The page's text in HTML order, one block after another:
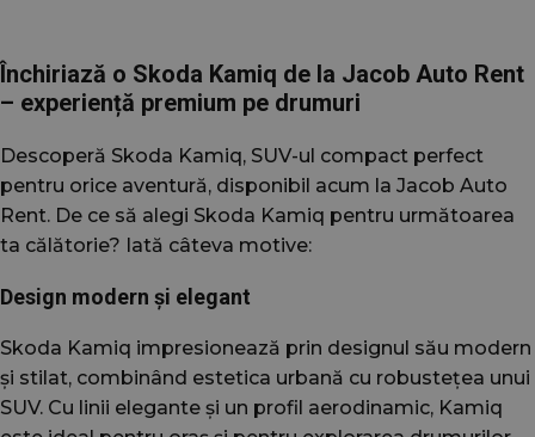
Închiriază o Skoda Kamiq de la Jacob Auto Rent
– experiență premium pe drumuri
Descoperă Skoda Kamiq, SUV-ul compact perfect
pentru orice aventură, disponibil acum la Jacob Auto
Rent. De ce să alegi Skoda Kamiq pentru următoarea
ta călătorie? Iată câteva motive:
Design modern și elegant
Skoda Kamiq impresionează prin designul său modern
și stilat, combinând estetica urbană cu robustețea unui
SUV. Cu linii elegante și un profil aerodinamic, Kamiq